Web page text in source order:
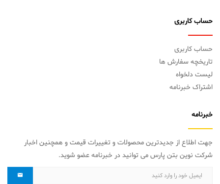
حساب کاربری
حساب کاربری
تاریخچه سفارش ها
لیست دلخواه
اشتراک خبرنامه
خبرنامه
جهت اطلاع از جدیدترین محصولات و تغییرات قیمت و همچنین اخبار
شرکت نوین بتن پارس می توانید در خبرنامه عضو شوید.